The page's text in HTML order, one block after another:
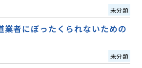
未分類
業者にぼったくられないための
未分類